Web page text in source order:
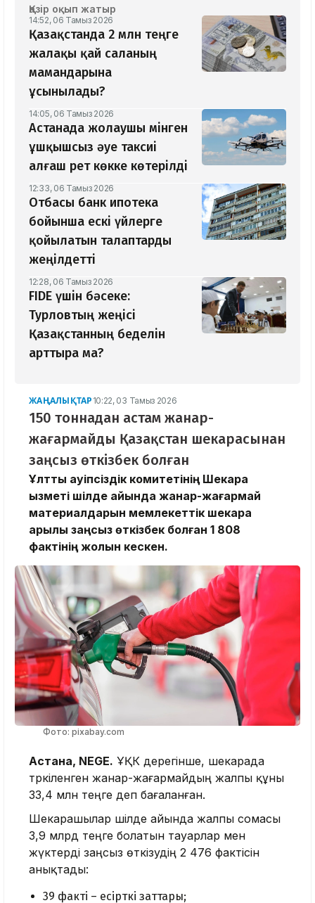
Қазір оқып жатыр
14:52, 06 Тамыз 2026
Қазақстанда 2 млн теңге
жалақы қай саланың
мамандарына
ұсынылады?
14:05, 06 Тамыз 2026
Астанада жолаушы мінген
ұшқышсыз әуе таксиі
алғаш рет көкке көтерілді
12:33, 06 Тамыз 2026
Отбасы банк ипотека
бойынша ескі үйлерге
қойылатын талаптарды
жеңілдетті
12:28, 06 Тамыз 2026
​FIDE үшін бәсеке:
Турловтың жеңісі
Қазақстанның беделін
арттыра ма?
ЖАҢАЛЫҚТАР 10:22, 03 Тамыз 2026
150 тоннадан астам жанар-
жағармайды Қазақстан шекарасынан
заңсыз өткізбек болған
Ұлттық қауіпсіздік комитетінің Шекара
қызметі шілде айында жанар-жағармай
материалдарын мемлекеттік шекара
арқылы заңсыз өткізбек болған 1 808
фактінің жолын кескен.
Фото: pixabay.com
Астана, NEGE. ҰҚК дерегінше, шекарада
тәркіленген жанар-жағармайдың жалпы құны
33,4 млн теңге деп бағаланған.
Шекарашылар шілде айында жалпы сомасы
3,9 млрд теңге болатын тауарлар мен
жүктерді заңсыз өткізудің 2 476 фактісін
анықтады:
39 факті – есірткі заттары;